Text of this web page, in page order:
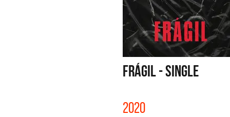
FRÁGIL - SINGLE
2020